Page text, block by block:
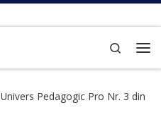
Search
Univers Pedagogic Pro Nr. 3 din